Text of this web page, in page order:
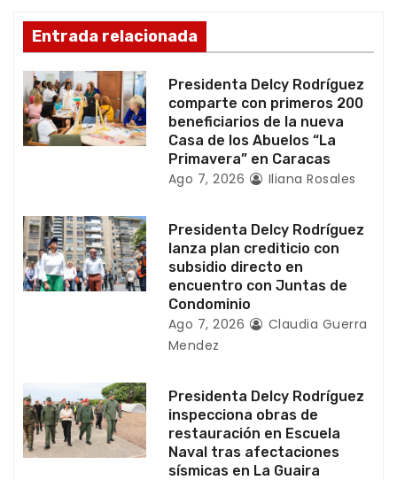
d
e
e
n
r
a
d
Entrada relacionada
Presidenta Delcy Rodríguez
comparte con primeros 200
beneficiarios de la nueva
Casa de los Abuelos “La
Primavera” en Caracas
Ago 7, 2026 Iliana Rosales
Presidenta Delcy Rodríguez
lanza plan crediticio con
subsidio directo en
encuentro con Juntas de
Condominio
Ago 7, 2026
Claudia Guerra
Mendez
Presidenta Delcy Rodríguez
inspecciona obras de
restauración en Escuela
Naval tras afectaciones
sísmicas en La Guaira